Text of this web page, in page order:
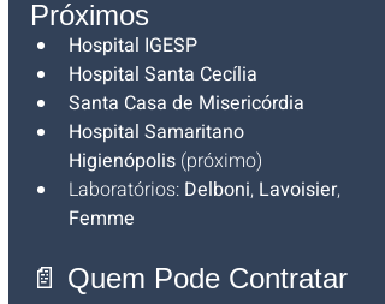
Próximos
Hospital IGESP
Hospital Santa Cecília
Santa Casa de Misericórdia
Hospital Samaritano
Higienópolis (próximo)
Laboratórios: Delboni, Lavoisier,
Femme
📄 Quem Pode Contratar